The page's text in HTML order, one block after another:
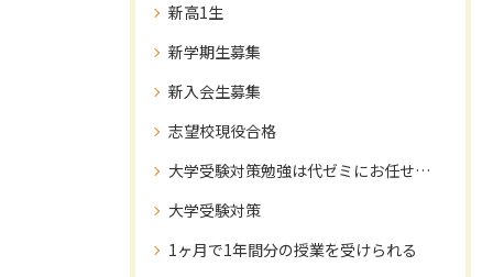
新高1生
新学期生募集
新入会生募集
志望校現役合格
大学受験対策勉強は代ゼミにお任せ下さい！
大学受験対策
1ヶ月で1年間分の授業を受けられる